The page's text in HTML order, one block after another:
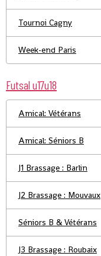
Tournoi Cagny
Week-end Paris
Futsal u17u18
Amical: Vétérans
Amical: Séniors B
J1 Brassage : Barlin
J2 Brassage : Mouvaux
Séniors B & Vétérans
J3 Brassage : Roubaix